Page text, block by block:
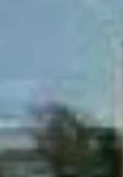
Вы испытывали на себе
постоянные сильные
ветры, особенно в
центральной части
Владивостока? Если нет, то
вам повезло. Пусть